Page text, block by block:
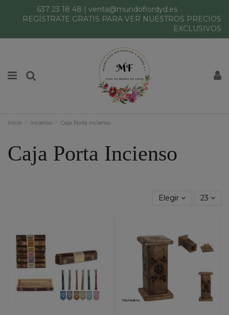
637 23 18 48 | venta@mundoflordyd.es
REGÍSTRATE GRATIS PARA VER NUESTROS PRECIOS
EXCLUSIVOS
Inicio Incienso Caja Porta Incienso
Caja Porta Incienso
Elegir 23